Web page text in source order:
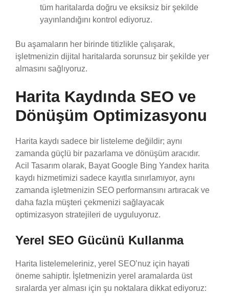
tüm haritalarda doğru ve eksiksiz bir şekilde
yayınlandığını kontrol ediyoruz.
Bu aşamaların her birinde titizlikle çalışarak,
işletmenizin dijital haritalarda sorunsuz bir şekilde yer
almasını sağlıyoruz.
Harita Kaydında SEO ve
Dönüşüm Optimizasyonu
Harita kaydı sadece bir listeleme değildir; aynı
zamanda güçlü bir pazarlama ve dönüşüm aracıdır.
Acil Tasarım olarak, Bayat Google Bing Yandex harita
kaydı hizmetimizi sadece kayıtla sınırlamıyor, aynı
zamanda işletmenizin SEO performansını artıracak ve
daha fazla müşteri çekmenizi sağlayacak
optimizasyon stratejileri de uyguluyoruz.
Yerel SEO Gücünü Kullanma
Harita listelemeleriniz, yerel SEO’nuz için hayati
öneme sahiptir. İşletmenizin yerel aramalarda üst
sıralarda yer alması için şu noktalara dikkat ediyoruz: